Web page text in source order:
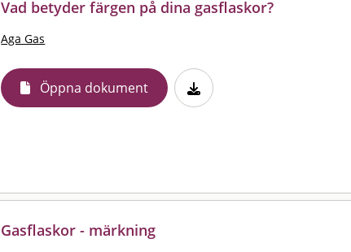
Vad betyder färgen på dina gasflaskor?
Aga Gas
Öppna dokument
Gasflaskor - märkning